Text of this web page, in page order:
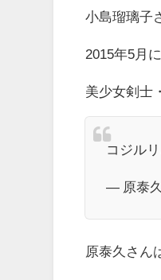
小島瑠璃子
2015年5月
美少女剣士
コジル
— 原泰
原泰久さん